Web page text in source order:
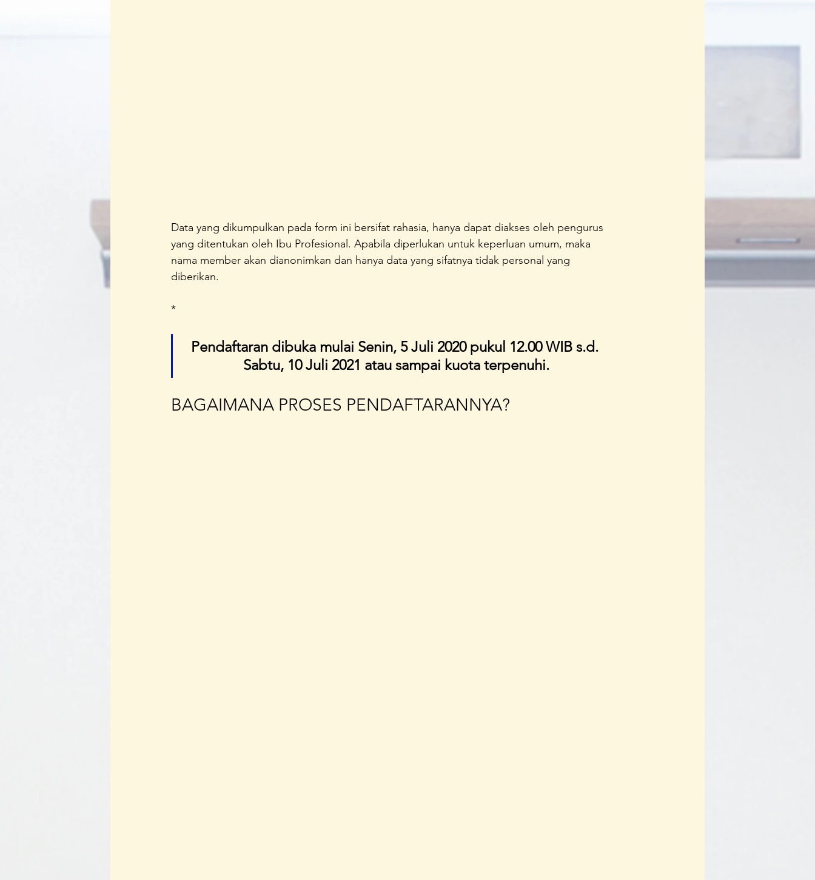
Data yang dikumpulkan pada form ini bersifat rahasia, hanya dapat diakses oleh pengurus
yang ditentukan oleh Ibu Profesional. Apabila diperlukan untuk keperluan umum, maka
nama member akan dianonimkan dan hanya data yang sifatnya tidak personal yang
diberikan.
*
Pendaftaran dibuka mulai Senin, 5 Juli 2020 pukul 12.00 WIB s.d.
Sabtu, 10 Juli 2021 atau sampai kuota terpenuhi.
BAGAIMANA PROSES PENDAFTARANNYA?